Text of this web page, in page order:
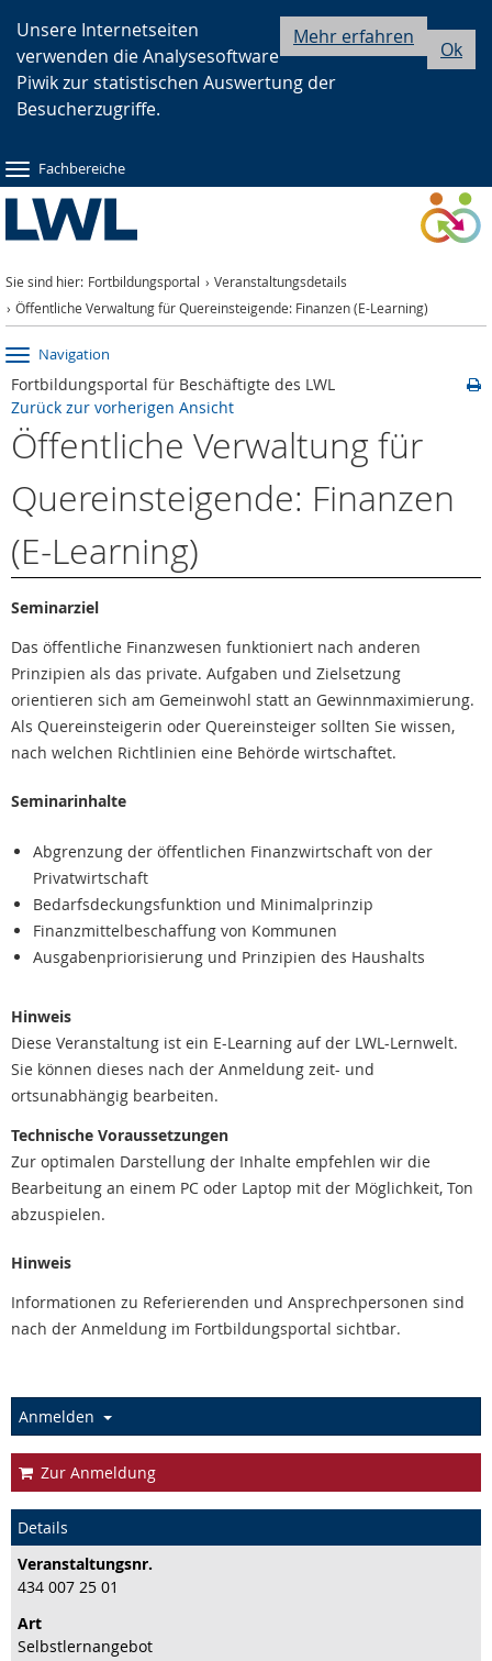
Hauptnavigation
Seitennavigation
Inhalt
Ok
Mehr erfahren
Unsere Internetseiten
verwenden die Analysesoftware
Piwik zur statistischen Auswertung der
Besucherzugriffe.
Fachbereiche
Sie sind hier: Fortbildungsportal
Veranstaltungsdetails
Öffentliche Verwaltung für Quereinsteigende: Finanzen (E-Learning)
Navigation
Fortbildungsportal für Beschäftigte des LWL
Zurück zur vorherigen Ansicht
Öffentliche Verwaltung für
Quereinsteigende: Finanzen
(E-Learning)
Seminarziel
Das öffentliche Finanzwesen funktioniert nach anderen
Prinzipien als das private. Aufgaben und Zielsetzung
orientieren sich am Gemeinwohl statt an Gewinnmaximierung.
Als Quereinsteigerin oder Quereinsteiger sollten Sie wissen,
nach welchen Richtlinien eine Behörde wirtschaftet.
Seminarinhalte
Abgrenzung der öffentlichen Finanzwirtschaft von der
Privatwirtschaft
Bedarfsdeckungsfunktion und Minimalprinzip
Finanzmittelbeschaffung von Kommunen
Ausgabenpriorisierung und Prinzipien des Haushalts
Hinweis
Diese Veranstaltung ist ein E-Learning auf der LWL-Lernwelt.
Sie können dieses nach der Anmeldung zeit- und
ortsunabhängig bearbeiten.
Technische Voraussetzungen
Zur optimalen Darstellung der Inhalte empfehlen wir die
Bearbeitung an einem PC oder Laptop mit der Möglichkeit, Ton
abzuspielen.
Hinweis
Informationen zu Referierenden und Ansprechpersonen sind
nach der Anmeldung im Fortbildungsportal sichtbar.
Anmelden
Zur Anmeldung
Details
Veranstaltungs­nr.
434 007 25 01
Art
Selbstlernangebot